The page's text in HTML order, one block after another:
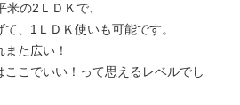
の2ＬＤＫで、
、1ＬＤＫ使いも可能です。
た広い！
こでいい！って思えるレベルでし